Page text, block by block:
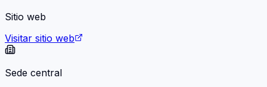
Sitio web
Visitar sitio web
Sede central